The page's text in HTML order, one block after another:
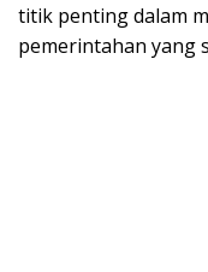
titik penting dalam
pemerintahan yang